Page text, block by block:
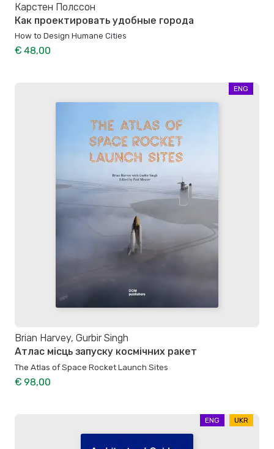
Карстен Полссон
Как проектировать удобные города
How to Design Humane Cities
€ 48,00
ENG
Brian Harvey, Gurbir Singh
Атлас місць запуску космічних ракет
The Atlas of Space Rocket Launch Sites
€ 98,00
ENG UKR